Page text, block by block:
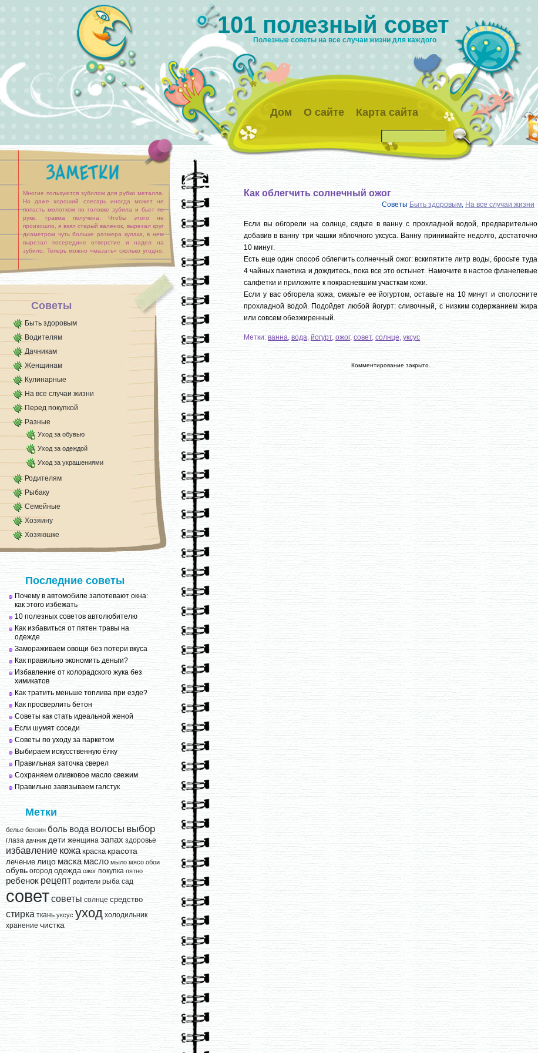
101 полезный совет
Полезные советы на все случаи жизни для каждого
Дом О сайте Карта сайта
Многие пользуются зубилом для рубки металла.
Но даже хороший слесарь иногда может не
попасть молотком по головке зубила и бьет по
руке, травма получена. Чтобы этого не
произошло, я взял старый валенок, вырезал круг
диаметром чуть больше размера кулака, в нем
вырезал посередине отверстие и надел на
зубило. Теперь можно «мазать» сколько угодно,
рука защищена.
Советы
Быть здоровым
Водителям
Дачникам
Женщинам
Кулинарные
На все случаи жизни
Перед покупкой
Разные
Уход за обувью
Уход за одеждой
Уход за украшениями
Родителям
Рыбаку
Семейные
Хозяину
Хозяюшке
Последние советы
Почему в автомобиле запотевают окна:
как этого избежать
10 полезных советов автолюбителю
Как избавиться от пятен травы на
одежде
Замораживаем овощи без потери вкуса
Как правильно экономить деньги?
Избавление от колорадского жука без
химикатов
Как тратить меньше топлива при езде?
Как просверлить бетон
Советы как стать идеальной женой
Если шумят соседи
Советы по уходу за паркетом
Выбираем искусственную ёлку
Правильная заточка сверел
Сохраняем оливковое масло свежим
Правильно завязываем галстук
Метки
белье бензин боль вода волосы выбор
глаза дачник дети женщина запах здоровье
избавление кожа краска красота
лечение лицо маска масло мыло мясо обои
обувь огород одежда ожог покупка пятно
ребенок рецепт родители рыба сад
советсоветы солнце средство
стирка ткань уксус уход холодильник
хранение чистка
Как облегчить солнечный ожог
Советы Быть здоровым, На все случаи жизни
Если вы обгорели на солнце, сядьте в ванну с прохладной водой, предварительно
добавив в ванну три чашки яблочного уксуса. Ванну принимайте недолго, достаточно
10 минут.
Есть еще один способ облегчить солнечный ожог: вскипятите литр воды, бросьте туда
4 чайных пакетика и дождитесь, пока все это остынет. Намочите в настое фланелевые
салфетки и приложите к покрасневшим участкам кожи.
Если у вас обгорела кожа, смажьте ее йогуртом, оставьте на 10 минут и сполосните
прохладной водой. Подойдет любой йогурт: сливочный, с низким содержанием жира
или совсем обезжиренный.
Метки: ванна, вода, йогурт, ожог, совет, солнце, уксус
Комментирование закрыто.